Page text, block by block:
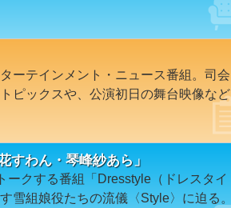
ーテインメント・ニュース番組。司会
ピックスや、公演初日の舞台映像など
すわん・琴峰紗あら」
クする番組「Dresstyle（ドレスタイ
雪組娘役たちの流儀〈Style〉に迫る。